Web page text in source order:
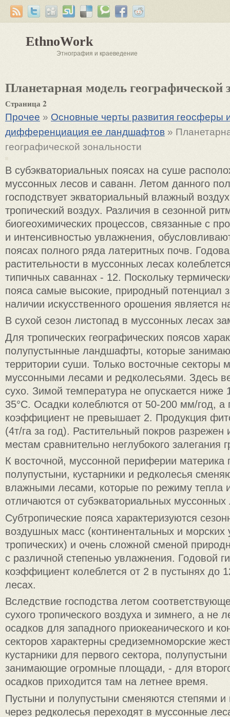
EthnoWork
Этнография и краеведение
Планетарная модель географической
Страница 2
Прочее » Основные черты развития геосферы
дифференциация ее ландшафтов »
географической зональности
В субэкваториальных поясах на суше
муссонных лесов и саванн. Летом данного
господствует экваториальный влажный
тропический воздух. Различия в сезонной
биогеохимических процессов, связанные с
и интенсивностью увлажнения,
поясах полного ряда латеритных почв.
растительности в муссонных лесах
типичных саваннах - 12. Поскольку
пояса самые высокие, природный потенциал
наличии искусственного орошения является
В сухой сезон листопад в муссонных лесах
Для тропических географических поясов
полупустынные ландшафты, которые
территории суши. Только восточные секторы
муссонными лесами и редколесьями. Здесь
сухо. Зимой температура не опускается ниже
35°С. Осадки колеблются от 50-200 мм/год, а
коэффициент не превышает 2. Продукция
(4т/га за год). Растительный покров разрежен
местам сравнительно неглубокого залегания
К восточной, муссонной периферии материка
полупустыни, кустарники и редколесья
влажными лесами, которые по режиму тепла
отличаются от субэкваториальных муссонных
Субтропические пояса характеризуются
воздушных масс (континентальных и морских
тропических) и очень сложной сменой
с различной степенью увлажнения. Годовой
коэффициент колеблется от 2 в пустынях до
лесах.
Вследствие господства летом
сухого тропического воздуха и зимнего, а не
осадков для западного приокеанического и
секторов характерны средиземноморские
кустарники для первого сектора,
занимающие огромные площади, - для
осадков приходится там на летнее время.
Пустыни и полупустыни сменяются степями
через редколесья переходят в муссонные